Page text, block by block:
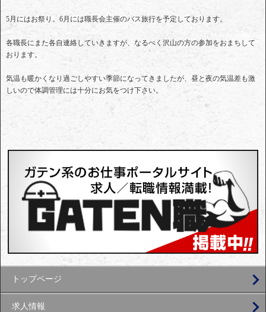
5月にはお祭り。6月には職長会主催のバス旅行を予定しております。
各職長にまた各自連絡していきますが、なるべく沢山の方の参加をおまちして
おります。
気温も暖かくなり過ごしやすい季節になってきましたが、昼と夜の気温差も激
しいので体調管理には十分にお気をつけ下さい。
トップページ
求人情報